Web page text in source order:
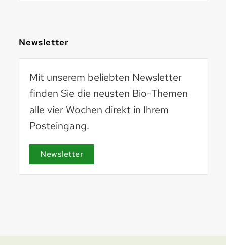
Basel 2030
basel2030.ch
Newsletter
Mit unserem beliebten Newsletter
finden Sie die neusten Bio-Themen
alle vier Wochen direkt in Ihrem
Posteingang.
Newsletter